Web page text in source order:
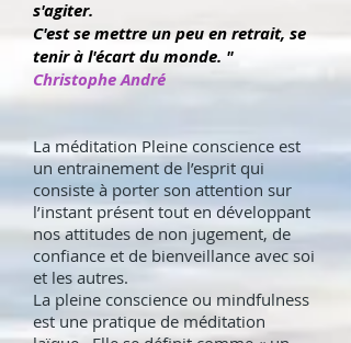
s'agiter.
C'est se mettre un peu en retrait, se
tenir à l'écart du monde. "
Christophe André
La méditation Pleine conscience est
un entrainement de l’esprit qui
consiste à porter son attention sur
l’instant présent tout en développant
nos attitudes de non jugement, de
confiance et de bienveillance avec soi
et les autres.
La pleine conscience ou mindfulness
est une pratique de méditation